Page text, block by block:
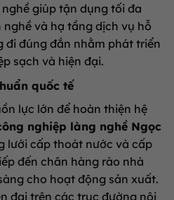
giúp tận dụng tối đa
và hạ tầng dịch vụ hỗ
đi đúng đắn nhằm phát triển
sạch và hiện đại.
quốc tế
lực lớn để hoàn thiện hệ
nghiệp làng nghề Ngọc
lưới cấp thoát nước và cấp
đến chân hàng rào nhà
cho hoạt động sản xuất.
đại trên các trục đường nội